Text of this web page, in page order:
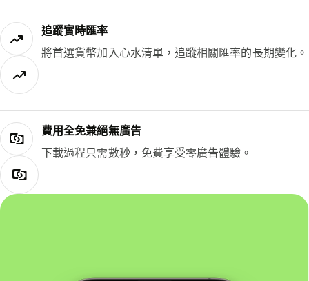
追蹤實時匯率
將首選貨幣加入心水清單，追蹤相關匯率的長期變化。
費用全免兼絕無廣告
下載過程只需數秒，免費享受零廣告體驗。